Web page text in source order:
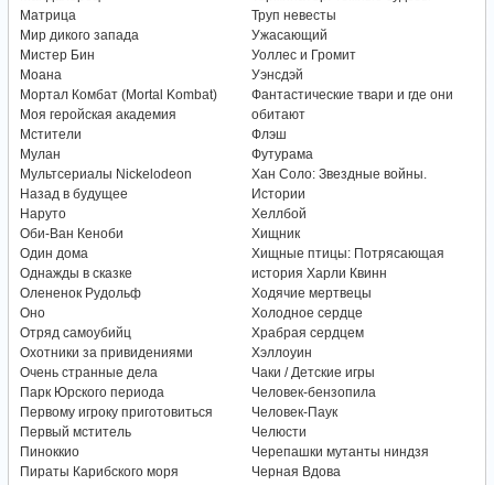
Матрица
Мир дикого запада
Мистер Бин
Моана
Мортал Комбат (Mortal Kombat)
Моя геройская академия
Мстители
Мулан
Мультсериалы Nickelodeon
Назад в будущее
Наруто
Оби-Ван Кеноби
Один дома
Однажды в сказке
Олененок Рудольф
Оно
Отряд самоубийц
Охотники за привидениями
Очень странные дела
Парк Юрского периода
Первому игроку приготовиться
Первый мститель
Пиноккио
Пираты Карибского моря
Труп невесты
Ужасающий
Уоллес и Громит
Уэнсдэй
Фантастические твари и где они
обитают
Флэш
Футурама
Хан Соло: Звездные войны.
Истории
Хеллбой
Хищник
Хищные птицы: Потрясающая
история Харли Квинн
Ходячие мертвецы
Холодное сердце
Храбрая сердцем
Хэллоуин
Чаки / Детские игры
Человек-бензопила
Человек-Паук
Челюсти
Черепашки мутанты ниндзя
Черная Вдова